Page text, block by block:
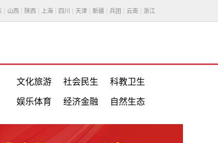
山西 陕西 上海 四川 天津 新疆 兵团 云南 浙江
文化旅游 社会民生 科教卫生
娱乐体育 经济金融 自然生态